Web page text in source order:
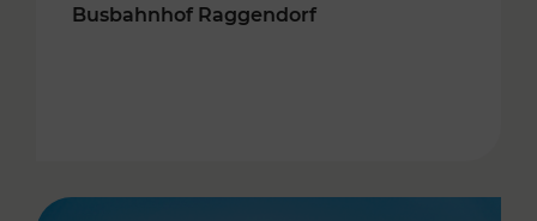
Busbahnhof Raggendorf